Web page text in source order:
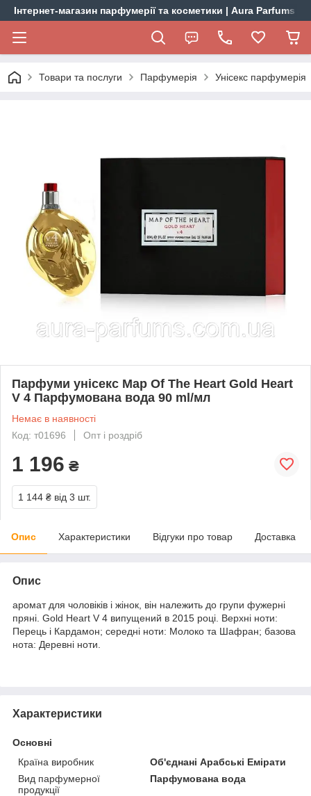
Інтернет-магазин парфумерії та косметики | Aura Parfums
Товари та послуги Парфумерія Унісекс парфумерія
Парфуми унісекс Map Of The Heart Gold Heart
V 4 Парфумована вода 90 ml/мл
Немає в наявності
Код: т01696
Опт і роздріб
1 196 ₴
1 144 ₴ від 3 шт.
Опис Характеристики Відгуки про товар Доставка
Опис
аромат для чоловіків і жінок, він належить до групи фужерні
пряні. Gold Heart V 4 випущений в 2015 році. Верхні ноти:
Перець і Кардамон; середні ноти: Молоко та Шафран; базова
нота: Деревні ноти.
Характеристики
Основні
Країна виробник
Об'єднані Арабські Емірати
Вид парфумерної
продукції
Парфумована вода